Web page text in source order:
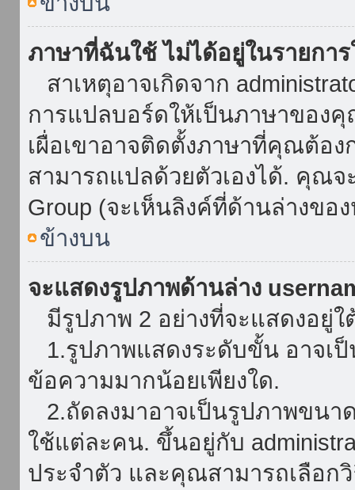
ภาษาที่ฉันใช้ ไม่ได้อยู่ในรายการ
สาเหตุอาจเกิดจาก
การแปลบอร์ดให้เป็นภาษาของ
เผื่อเขาอาจติดตั้งภาษาที่คุณต้อ
สามารถแปลด้วยตัวเองได้. คุณจ
Group (จะเห็นลิงค์ที่ด้านล่างขอ
ข้างบน
จะแสดงรูปภาพด้านล่าง
มีรูปภาพ 2 อย่างที่จะแสดงอยู่ใ
1.รูปภาพแสดงระดับขั้น อาจเ
ข้อความมากน้อยเพียงใด.
2.ถัดลงมาอาจเป็นรูปภาพขนา
ใช้แต่ละคน. ขึ้นอยู่กับ
ประจำตัว และคุณสามารถเลือก